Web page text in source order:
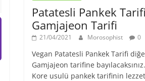
Patatesli Pankek
Gamjajeon Tarifi
21/04/2021 Morosophist 0
Vegan Patatesli Pankek Tarifi
Gamjajeon tarifine
Kore usulü pankek tarifinin